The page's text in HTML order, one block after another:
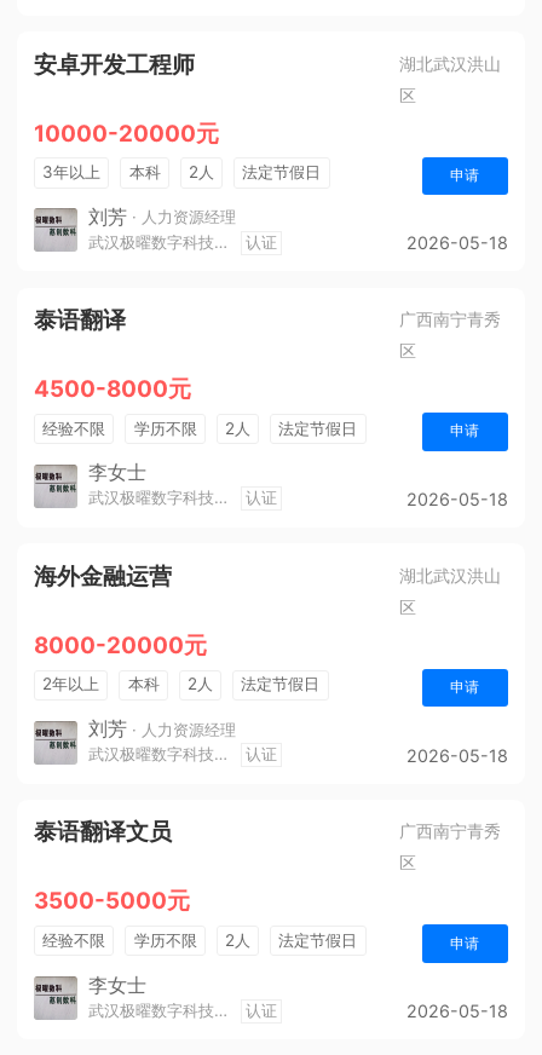
安卓开发工程师
湖北武汉洪山
区
10000-20000元
3年以上 本科 2人
法定节假日
奖励计划
节假日福利
申请
刘芳 · 人力资源经理
武汉极曜数字科技有限公司
认证 2026-05-18
泰语翻译
广西南宁青秀
区
4500-8000元
经验不限 学历不限 2人
法定节假日
五险
申请
李女士
武汉极曜数字科技有限公司 认证 2026-05-18
海外金融运营
湖北武汉洪山
区
8000-20000元
2年以上 本科 2人
法定节假日
休假制度
生日福利 节假日福利
申请
刘芳 · 人力资源经理
武汉极曜数字科技有限公司
认证 2026-05-18
泰语翻译文员
广西南宁青秀
区
3500-5000元
经验不限 学历不限 2人
法定节假日
五险
申请
李女士
武汉极曜数字科技有限公司 认证 2026-05-18